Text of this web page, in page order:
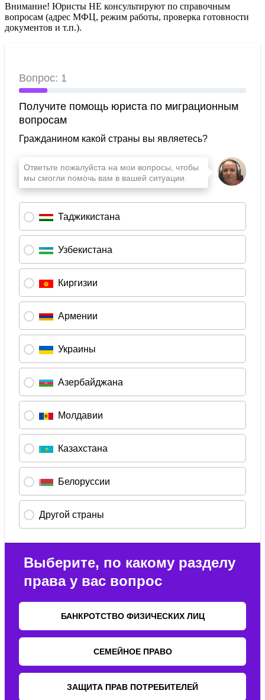
Внимание! Юристы НЕ консультируют по справочным
вопросам (адрес МФЦ, режим работы, проверка готовности
документов и т.п.).